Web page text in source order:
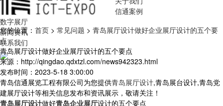
信通案例
数字展厅
新闻资讯
联系我们
您的位置： 首页 > 常见问题 > 青岛展厅设计做好企业展厅设计的五个要
点
青岛展厅设计做好企业展厅设计的五个要点
来源：http://qingdao.qdxtzl.com/news942323.html
发布时间：2023-5-18 3:00:00
青岛信通展览工程有限公司为您提供青岛展厅设计,青岛展台设计,青岛党
建展厅设计等相关信息发布和资讯展示，敬请关注！
青岛展厅设计做好青岛企业展厅设计的五个要点